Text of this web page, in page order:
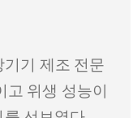
기 제조 전문
고 위생 성능이